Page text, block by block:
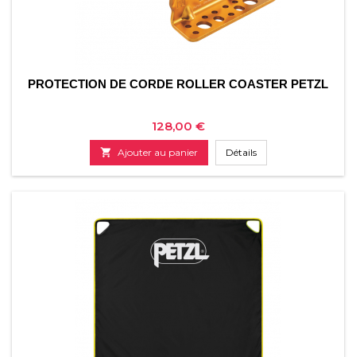
PROTECTION DE CORDE ROLLER COASTER PETZL
Prix
128,00 €
 Ajouter au panier Détails